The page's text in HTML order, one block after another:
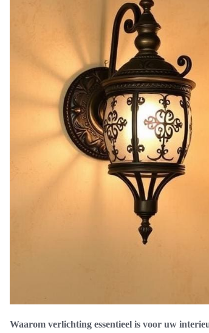
Waarom verlichting essentieel is voor uw